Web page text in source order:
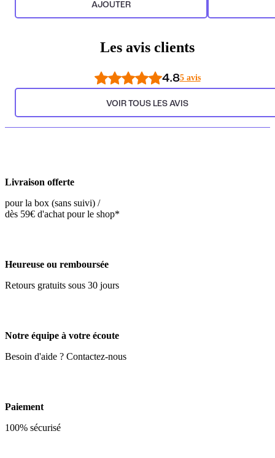
AJOUTER
Les avis clients
4.85 avis
VOIR TOUS LES AVIS
Livraison offerte
pour la box (sans suivi) /
dès 59€ d'achat pour le shop*
Heureuse ou remboursée
Retours gratuits sous 30 jours
Notre équipe à votre écoute
Besoin d'aide ? Contactez-nous
Paiement
100% sécurisé